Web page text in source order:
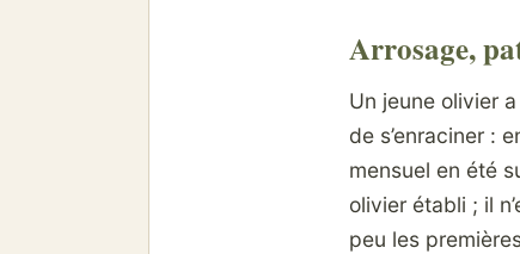
Arrosage,
Un jeune olivier
de s’enraciner :
mensuel en été
olivier établi ; il
peu les